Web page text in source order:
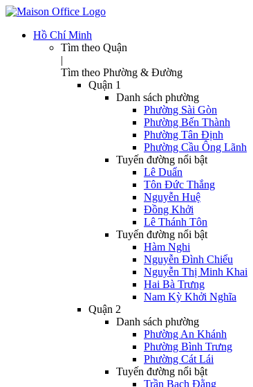
Hồ Chí Minh
Tìm theo Quận
|
Tìm theo Phường & Đường
Quận 1
Danh sách phường
Phường Sài Gòn
Phường Bến Thành
Phường Tân Định
Phường Cầu Ông Lãnh
Tuyến đường nổi bật
Lê Duẩn
Tôn Đức Thắng
Nguyễn Huệ
Đồng Khởi
Lê Thánh Tôn
Tuyến đường nổi bật
Hàm Nghi
Nguyễn Đình Chiểu
Nguyễn Thị Minh Khai
Hai Bà Trưng
Nam Kỳ Khởi Nghĩa
Quận 2
Danh sách phường
Phường An Khánh
Phường Bình Trưng
Phường Cát Lái
Tuyến đường nổi bật
Trần Bạch Đằng